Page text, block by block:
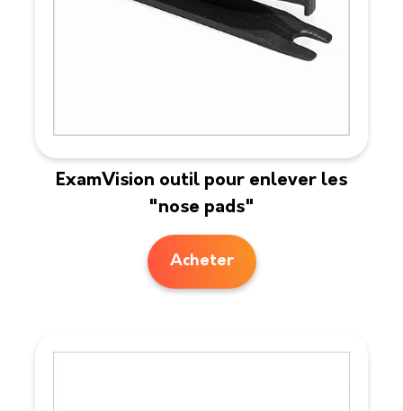
ExamVision outil pour enlever les
"nose pads"
Acheter